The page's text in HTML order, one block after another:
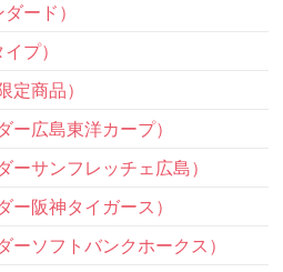
ード）
プ）
定商品）
ー広島東洋カープ）
ーサンフレッチェ広島）
ー阪神タイガース）
ーソフトバンクホークス）